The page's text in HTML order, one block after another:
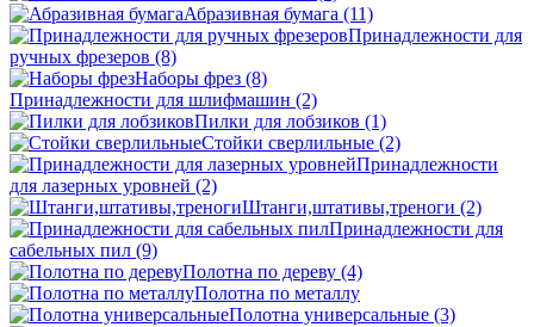
Абразивная бумага (11)
Принадлежности для
ручных фрезеров (8)
Наборы фрез (8)
Принадлежности для шлифмашин (2)
Пилки для лобзиков (1)
Стойки сверлильные (2)
Принадлежности
для лазерных уровней (2)
Штанги,штативы,треноги (2)
Принадлежности для
сабельных пил (9)
Полотна по дереву (4)
Полотна по металлу
Полотна универсальные (3)